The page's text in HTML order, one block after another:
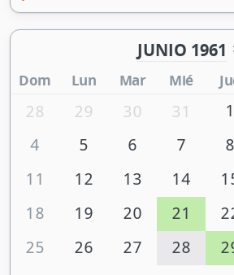
JUNIO 1961
Dom Lun Mar Mié
28 29 30 31 1
4
5 6 7 8
11
12 13 14
18
19 20 21
25
26 27 28